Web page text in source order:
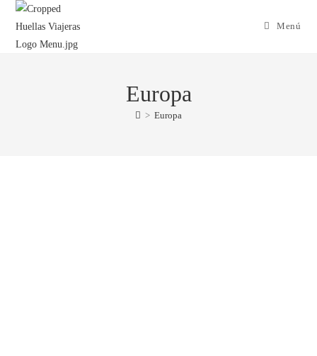
Menú
Europa
> Europa